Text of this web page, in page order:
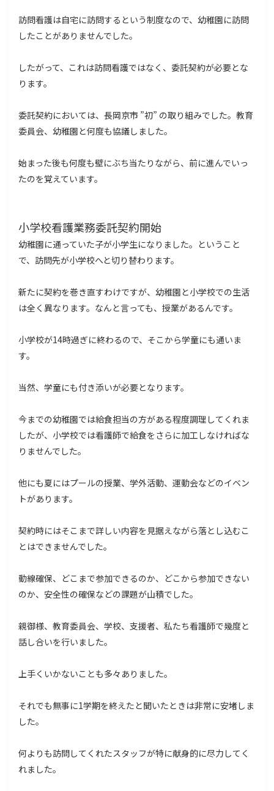
訪問看護は自宅に訪問するという制度なので、幼稚園に訪問
したことがありませんでした。
したがって、これは訪問看護ではなく、委託契約が必要とな
ります。
委託契約においては、長岡京市 ”初” の取り組みでした。教育
委員会、幼稚園と何度も協議しました。
始まった後も何度も壁にぶち当たりながら、前に進んでいっ
たのを覚えています。
小学校看護業務委託契約開始
幼稚園に通っていた子が小学生になりました。ということ
で、訪問先が小学校へと切り替わります。
新たに契約を巻き直すわけですが、幼稚園と小学校での生活
は全く異なります。なんと言っても、授業があるんです。
小学校が14時過ぎに終わるので、そこから学童にも通いま
す。
当然、学童にも付き添いが必要となります。
今までの幼稚園では給食担当の方がある程度調理してくれま
したが、小学校では看護師で給食をさらに加工しなければな
りませんでした。
他にも夏にはプールの授業、学外活動、運動会などのイベン
トがあります。
契約時にはそこまで詳しい内容を見据えながら落とし込むこ
とはできませんでした。
動線確保、どこまで参加できるのか、どこから参加できない
のか、安全性の確保などの課題が山積でした。
親御様、教育委員会、学校、支援者、私たち看護師で幾度と
話し合いを行いました。
上手くいかないことも多々ありました。
それでも無事に1学期を終えたと聞いたときは非常に安堵しま
した。
何よりも訪問してくれたスタッフが特に献身的に尽力してく
れました。